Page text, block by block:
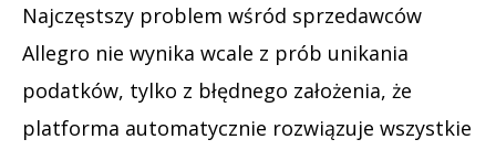
Najczęstszy problem wśród sprzedawców
Allegro nie wynika wcale z prób unikania
podatków, tylko z błędnego założenia, że
platforma automatycznie rozwiązuje wszystkie